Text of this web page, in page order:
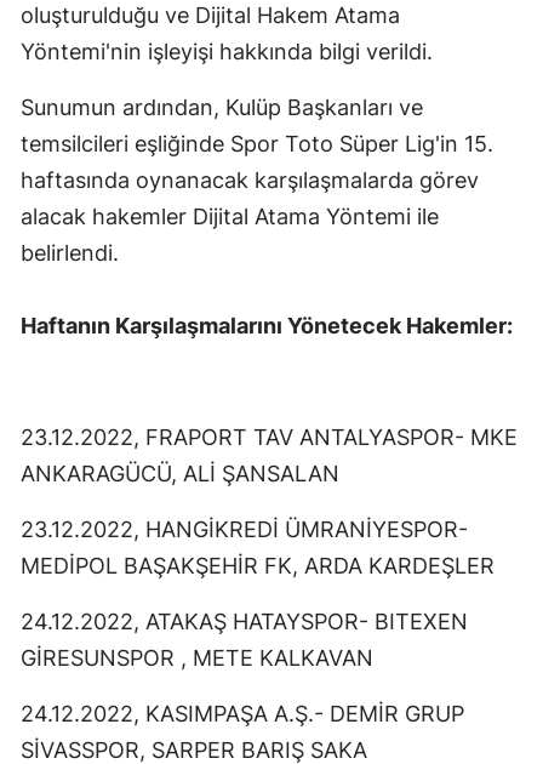
Gümüşhane
Isparta
Mersin
İzmir
Kastamonu
Kırklareli
Kırşehir
Kocaeli
Kütahya
oluşturulduğu ve Dijital Hakem Atama
Yöntemi'nin işleyişi hakkında bilgi verildi.
Sunumun ardından, Kulüp Başkanları ve
temsilcileri eşliğinde Spor Toto Süper Lig'in 15.
haftasında oynanacak karşılaşmalarda görev
alacak hakemler Dijital Atama Yöntemi ile
belirlendi.
Haftanın Karşılaşmalarını Yönetecek Hakemler:
23.12.2022, FRAPORT TAV ANTALYASPOR- MKE
ANKARAGÜCÜ, ALİ ŞANSALAN
23.12.2022, HANGİKREDİ ÜMRANİYESPOR-
MEDİPOL BAŞAKŞEHİR FK, ARDA KARDEŞLER
24.12.2022, ATAKAŞ HATAYSPOR- BITEXEN
GİRESUNSPOR , METE KALKAVAN
24.12.2022, KASIMPAŞA A.Ş.- DEMİR GRUP
SİVASSPOR, SARPER BARIŞ SAKA